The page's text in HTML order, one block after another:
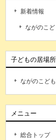
新着情報
ながのこ
子どもの居場
ながのこど
メニュー
総合トップ